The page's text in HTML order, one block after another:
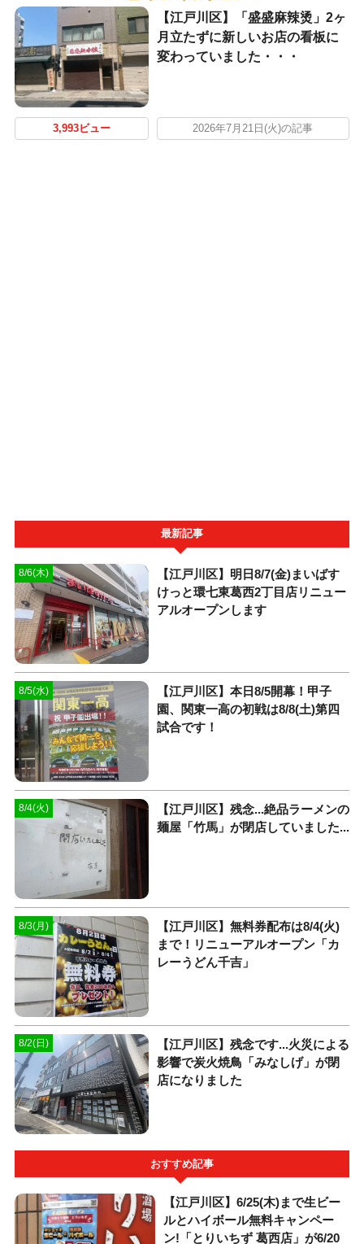
【江戸川区】「盛盛麻辣烫」2ヶ
月立たずに新しいお店の看板に
変わっていました・・・
3,993ビュー 2026年7月21日(火)の記事
最新記事
8/6(木)
【江戸川区】明日8/7(金)まいばす
けっと環七東葛西2丁目店リニュー
アルオープンします
8/5(水)
【江戸川区】本日8/5開幕！甲子
園、関東一高の初戦は8/8(土)第四
試合です！
8/4(火)
【江戸川区】残念...絶品ラーメンの
麺屋「竹馬」が閉店していました...
8/3(月)
【江戸川区】無料券配布は8/4(火)
まで！リニューアルオープン「カ
レーうどん千吉」
8/2(日)
【江戸川区】残念です...火災による
影響で炭火焼鳥「みなしげ」が閉
店になりました
おすすめ記事
【江戸川区】6/25(木)まで生ビー
ルとハイボール無料キャンペー
ン!「とりいちず 葛西店」が6/20